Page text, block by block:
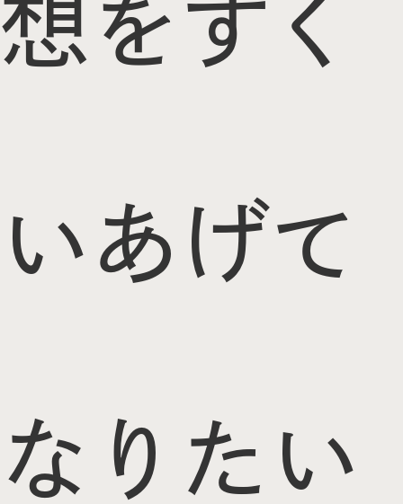
想をすく
いあげて
なりたい